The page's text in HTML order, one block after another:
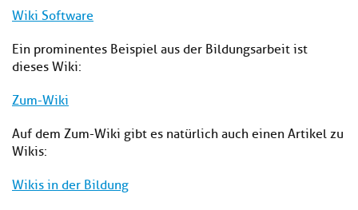
Wiki Software
Ein prominentes Beispiel aus der Bildungsarbeit ist
dieses Wiki:
Zum-Wiki
Auf dem Zum-Wiki gibt es natürlich auch einen Artikel zu
Wikis:
Wikis in der Bildung